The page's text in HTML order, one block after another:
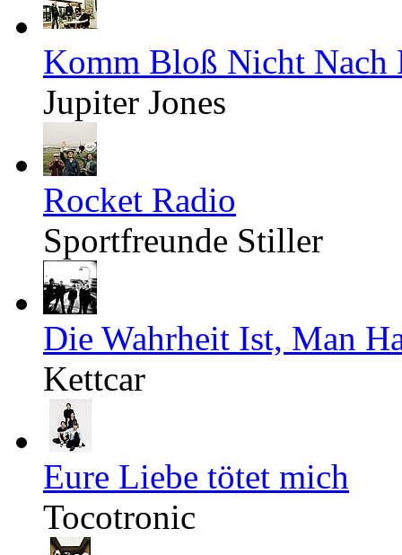
Komm Bloß Nicht Nach
Jupiter Jones
Rocket Radio
Sportfreunde Stiller
Die Wahrheit Ist, Man
Kettcar
Eure Liebe tötet mich
Tocotronic